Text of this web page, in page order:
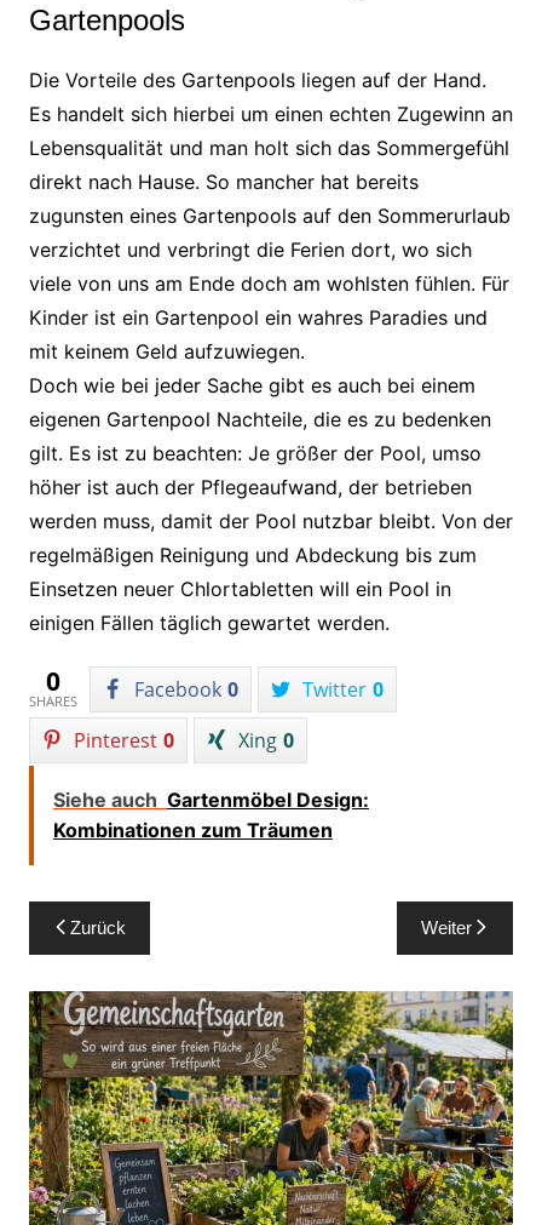
Gartenpools
Die Vorteile des Gartenpools liegen auf der Hand.
Es handelt sich hierbei um einen echten Zugewinn an
Lebensqualität und man holt sich das Sommergefühl
direkt nach Hause. So mancher hat bereits
zugunsten eines Gartenpools auf den Sommerurlaub
verzichtet und verbringt die Ferien dort, wo sich
viele von uns am Ende doch am wohlsten fühlen. Für
Kinder ist ein Gartenpool ein wahres Paradies und
mit keinem Geld aufzuwiegen.
Doch wie bei jeder Sache gibt es auch bei einem
eigenen Gartenpool Nachteile, die es zu bedenken
gilt. Es ist zu beachten: Je größer der Pool, umso
höher ist auch der Pflegeaufwand, der betrieben
werden muss, damit der Pool nutzbar bleibt. Von der
regelmäßigen Reinigung und Abdeckung bis zum
Einsetzen neuer Chlortabletten will ein Pool in
einigen Fällen täglich gewartet werden.
0
SHARES Facebook 0 Twitter 0
Pinterest 0 Xing 0
Siehe auch Gartenmöbel Design:
Kombinationen zum Träumen
Beitragsnavigation
Zurück Weiter